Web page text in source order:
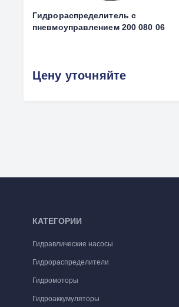
Гидрораспределитель с
пневмоуправлением 200 080 06
Цену уточняйте
КАТЕГОРИИ
Гидравлические насосы
Гидрораспределители
Гидромоторы
Гидроаккумуляторы